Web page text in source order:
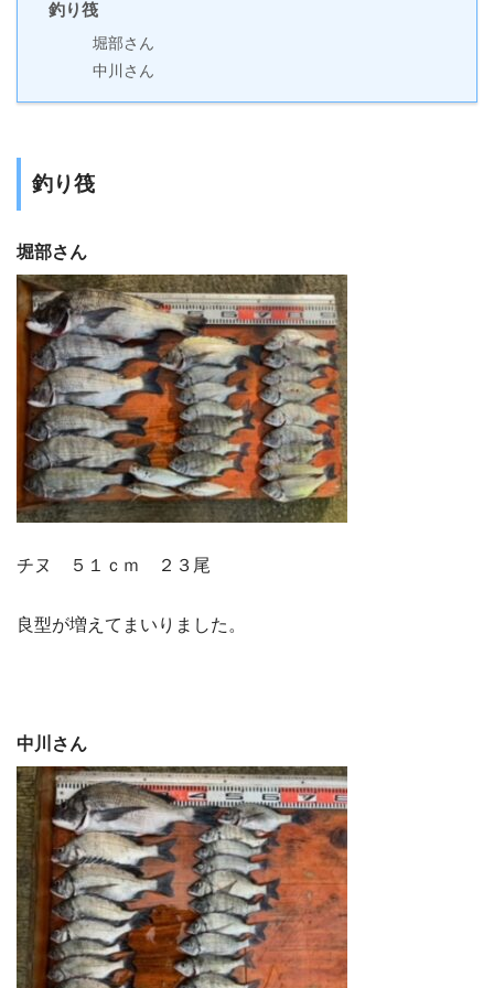
釣り筏
堀部さん
中川さん
釣り筏
堀部さん
チヌ ５１ｃｍ ２３尾
良型が増えてまいりました。
中川さん